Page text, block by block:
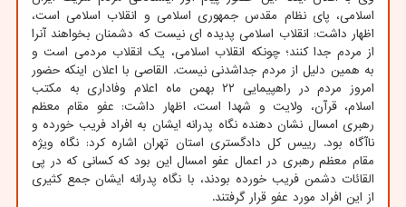
اسلامی، پای نظام مقدس جمهوری اسلامی و انقلاب اسلامی است،
اظهار داشت: انقلاب اسلامی پدیده ای نیست که دشمنان بخواهند آنرا
از مردم جدا کنند؛ چونکه انقلاب اسلامی، یک انقلاب مردمی است و
به همین دلیل از مردم جداشدنی نیست. القاصی با اعلان اینکه حضور
امروز مردم در راهپیمایی ۲۲ بهمن ماه اعلام وفاداری به مکتب
اسلام، قرآن، ولایت و شهدا است، اظهار داشت: عفو مقام معظم
رهبری امسال نشان دهنده نگاه پدرانه ایشان به افراد فریب خورده و
ناآگاه بود. رییس کل دادگستری استان تهران اشاره کرد: نگاه ویژه
مقام معظم رهبری در اعمال عفو امسال این بود که کسانی که در پی
القائات دشمن فریب خورده بودند، با نگاه پدرانه ایشان جمع کثیری
از این افراد مورد عفو قرار گرفتند.